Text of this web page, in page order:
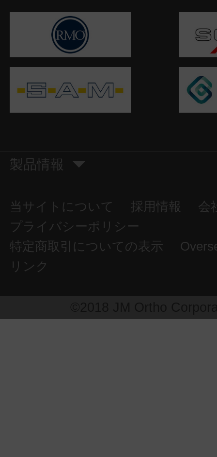
製品情報
当サイトについて 採用情報
会
プライバシーポリシー
特定商取引についての表示
リンク